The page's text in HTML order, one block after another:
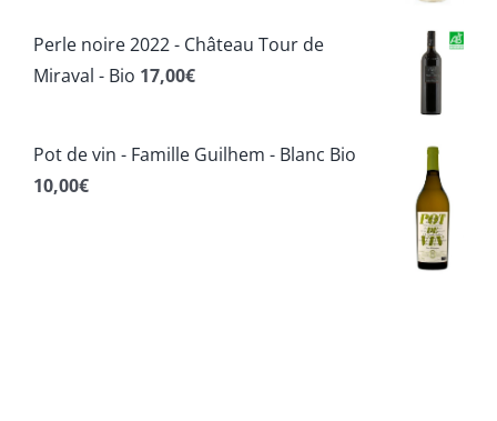
Perle noire 2022 - Château Tour de
Miraval - Bio 17,00€
Pot de vin - Famille Guilhem - Blanc Bio
10,00€